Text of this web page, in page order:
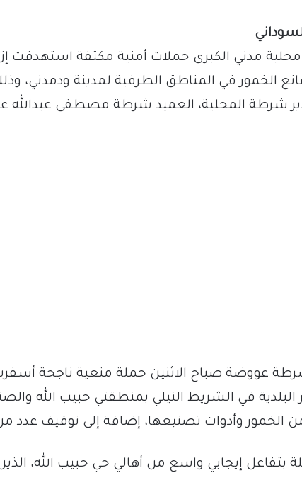
مدني الكبرى حملات أمنية مكثفة استهدفت
الخمور في المناطق الطرفية لمدينة ودمدني،
شرطة المحلية، العميد شرطة مصطفى عبدالله
عووضة صباح الاثنين حملة منعية ناجحة
البلدية في الشريط النيلي بمنطقتي حبيب الله
الخمور وأدوات تصنيعها، إضافة إلى توقيف عدد
بتفاعل إيجابي واسع من أهالي حي حبيب الله،